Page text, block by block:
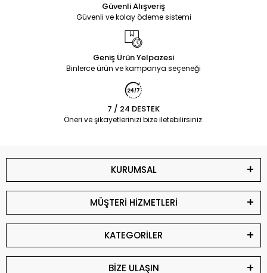
Güvenli Alışveriş
Güvenli ve kolay ödeme sistemi
Geniş Ürün Yelpazesi
Binlerce ürün ve kampanya seçeneği
7 / 24 DESTEK
Öneri ve şikayetlerinizi bize iletebilirsiniz.
KURUMSAL
MÜŞTERİ HİZMETLERİ
KATEGORİLER
BİZE ULAŞIN